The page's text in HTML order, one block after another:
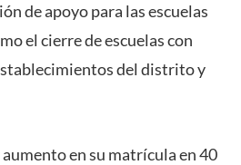
de apoyo para las escuelas
el cierre de escuelas con
del distrito y
en su matrícula en 40